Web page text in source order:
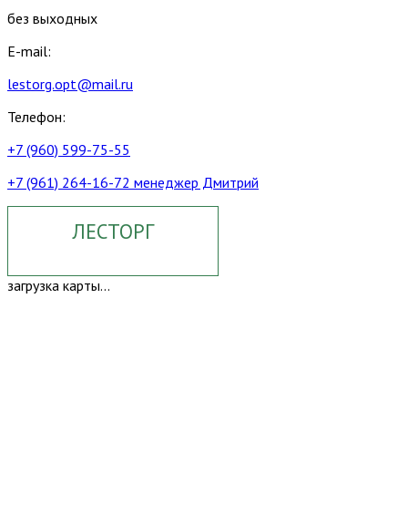
без выходных
E-mail:
lestorg.opt@mail.ru
Телефон:
+7 (960) 599-75-55
+7 (961) 264-16-72 менеджер Дмитрий
ЛЕСТОРГ
загрузка карты...